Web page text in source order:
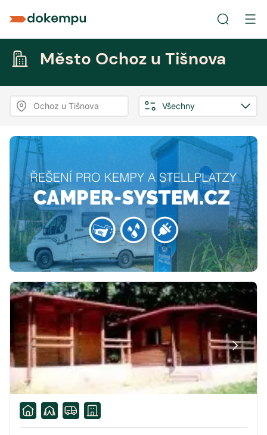
Město Ochoz u Tišnova
Ochoz u Tišnova Všechny